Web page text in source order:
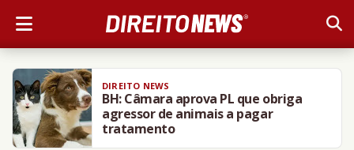
DIREITO NEWS
BH: Câmara aprova PL que obriga
agressor de animais a pagar
tratamento